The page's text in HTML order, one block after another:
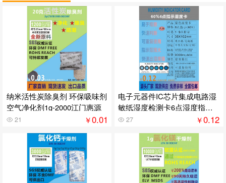
纳米活性炭除臭剂 环保吸味剂
空气净化剂1g-2000江门惠源
21 ￥0.01
电子元器件IC芯片集成电路湿
敏纸湿度检测卡6点湿度指示
卡显示
27 ￥0.12